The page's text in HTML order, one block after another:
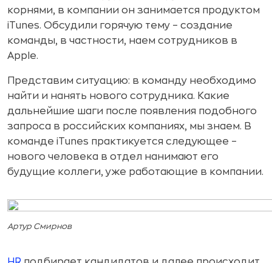
корнями, в компании он занимается продуктом
iTunes. Обсудили горячую тему – создание
команды, в частности, наем сотрудников в
Apple.
Представим ситуацию: в команду необходимо
найти и нанять нового сотрудника. Какие
дальнейшие шаги после появления подобного
запроса в российских компаниях, мы знаем. В
команде iTunes практикуется следующее –
нового человека в отдел нанимают его
будущие коллеги, уже работающие в компании.
Артур Смирнов